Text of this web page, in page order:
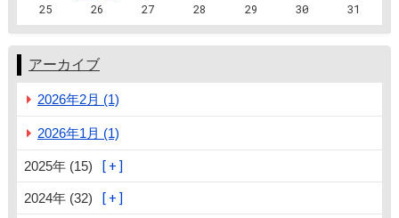
25
26 27 28 29 30 31
アーカイブ
2026年2月 (1)
2026年1月 (1)
2025年 (15)
2024年 (32)